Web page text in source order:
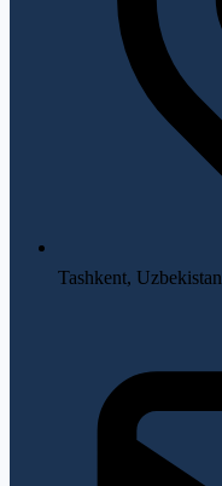
Tashkent, Uzbekistan